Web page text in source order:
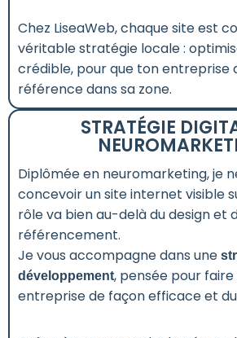
Chez LiseaWeb, chaque site est
véritable stratégie locale :
crédible, pour que ton entreprise
référence dans sa zone.
STRATÉGIE
Diplômée en neuromarketing, je
concevoir un site internet visible
rôle va bien au-delà du design et
référencement.
Je vous accompagne dans une
développement, pensée pour
entreprise de façon efficace et